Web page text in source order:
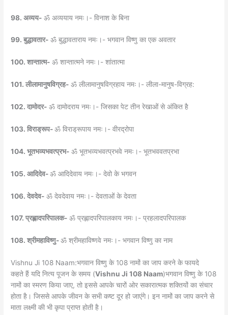
98. अव्यय- ॐ अव्ययाय नमः।- विनाश के बिना
99. बुद्धावतार- ॐ बुद्धावताराय नमः।- भगवान विष्णु का एक अवतार
100. शान्तात्म- ॐ शान्तात्मने नमः।- शांतात्मा
101. लीलामानुषविग्रह- ॐ लीलामानुषविग्रहाय नमः।- लीला-मानुष-विग्रह:
102. दामोदर- ॐ दामोदराय नमः।- जिसका पेट तीन रेखाओं से अंकित है
103. विराड्रूप-ॐ विराड्रूपाय नमः।- वीरद्रोपा
104. भूतभव्यभवत्प्रभ- ॐ भूतभव्यभवत्प्रभवे नमः।- भूतभववतप्रभा
105. आदिदेव-ॐ आदिदेवाय नमः।- देवो के भगवन
106. देवदेव- ॐ देवदेवाय नमः।- देवताओं के देवता
107. प्रह्लादपरिपालक- ॐ प्रह्लादपरिपालकाय नमः।- प्रहलादपरिपालक
108. श्रीमहाविष्णु-ॐ श्रीमहाविष्णवे नमः।- भगवान विष्णु का नाम
Vishnu Ji 108 Naam:भगवान विष्णु के 108 नामों का जाप करने के फायदे
कहते हैं यदि नित्य पूजन के समय (Vishnu Ji 108 Naam)भगवान विष्णु के 108
नामों का स्मरण किया जाए, तो इससे आपके चारों ओर सकारात्मक शक्तियों का संचार
होता है। जिससे आपके जीवन के सभी कष्ट दूर हो जाएंगे। इन नामों का जाप करने से
माता लक्ष्मी की भी कृपा प्राप्त होती है।